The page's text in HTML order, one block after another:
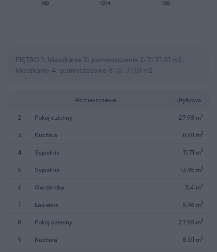
PIĘTRO 1: Mieszkanie 3: pomieszczenia 2-7: 71,01 m2.
Mieszkanie 4: pomieszczenia 8-13: 71,01 m2
Pomieszczenie Użytkowa
2 pokój dzienny 27,98 m2
3 kuchnia 8,01 m2
4 sypialnia 11,71 m2
5 sypialnia 13,95 m2
6 garderoba 3,4 m2
7 łazienka 5,96 m2
8 pokój dzienny 27,98 m2
9 kuchnia 8,01 m2